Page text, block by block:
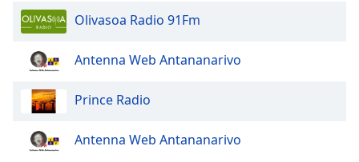
Done
Close
Modal
Dialog
dialog
window.
Olivasoa Radio 91Fm
Antenna Web Antananarivo
Prince Radio
Antenna Web Antananarivo